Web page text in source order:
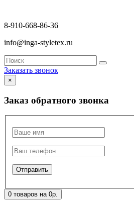
8-910-668-86-36
info@inga-styletex.ru
Заказать звонок
×
Заказ обратного звонка
0 товаров на 0р.